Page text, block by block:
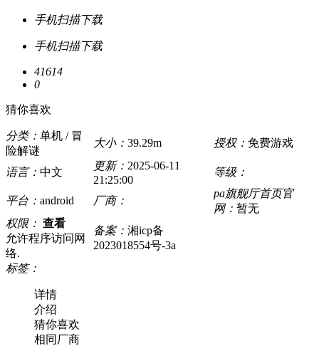
手机扫描下载
手机扫描下载
41614
0
猜你喜欢
分类： 单机 / 冒
险解谜
大小： 39.29m 授权： 免费游戏
语言： 中文
更新： 2025-06-11
21:25:00
等级：
平台： android 厂商：
pa旗舰厅首页官
网： 暂无
权限： 查看
允许程序访问网
络.
备案： 湘icp备
2023018554号-3a
标签：
详情
介绍
猜你喜欢
相同厂商